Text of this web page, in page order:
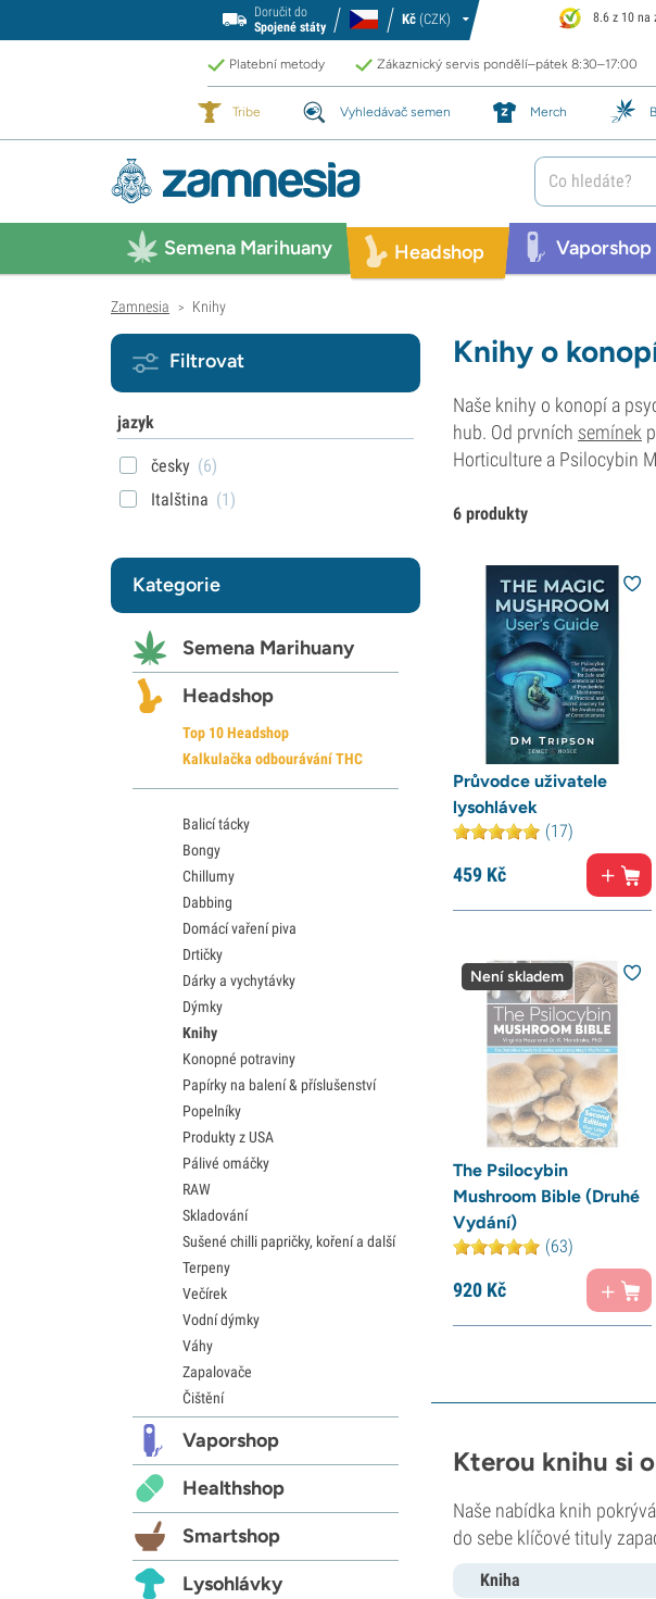
Doručit do
Spojené státy
Kč (CZK) 8.6 z 10 na
Platební metody Zákaznický servis pondělí–pátek 8:30–17:00
Tribe Vyhledávač semen Merch
Semena Marihuany Headshop Vaporshop
Zamnesia > Knihy
Knihy o
Naše knihy o konopí a
hub. Od prvních semínek
Horticulture a Psilocybin
6 produkty
Průvodce uživatele
lysohlávek
(17)
459 Kč
Není skladem
The Psilocybin
Mushroom Bible (Druhé
Vydání)
(63)
920 Kč
Kterou knihu si
Naše nabídka knih
do sebe klíčové tituly
Kniha
Filtrovat
jazyk
česky (6)
Italština (1)
Kategorie
Semena Marihuany
Headshop
Top 10 Headshop
Kalkulačka odbourávání THC
Balicí tácky
Bongy
Chillumy
Dabbing
Domácí vaření piva
Drtičky
Dárky a vychytávky
Dýmky
Knihy
Konopné potraviny
Papírky na balení & příslušenství
Popelníky
Produkty z USA
Pálivé omáčky
RAW
Skladování
Sušené chilli papričky, koření a další
Terpeny
Večírek
Vodní dýmky
Váhy
Zapalovače
Čištění
Vaporshop
Healthshop
Smartshop
Lysohlávky